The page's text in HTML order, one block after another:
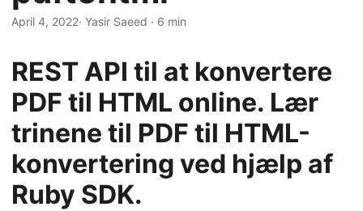
i
o
April 4, 2022· Yasir Saeed · 6 min
REST API til at konvertere
PDF til HTML online. Lær
trinene til PDF til HTML-
konvertering ved hjælp af
Ruby SDK.